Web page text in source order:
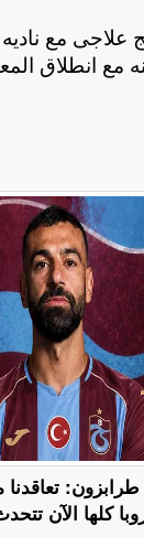
علاجى مع ناديه
مع انطلاق
كلها الآن